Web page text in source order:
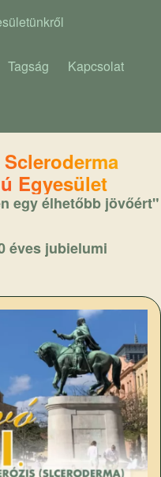
navigation
Tagság Kapcsolat
Egyesület
egy élhetőbb jövőért"
éves jubielumi